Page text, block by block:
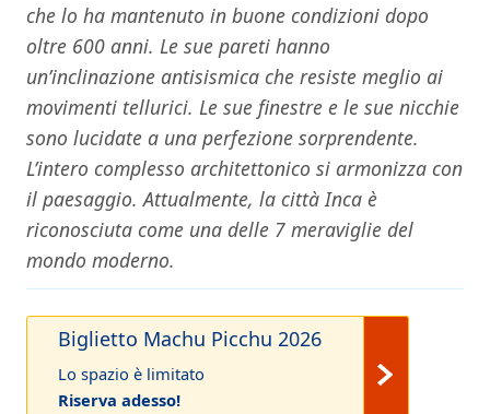
che lo ha mantenuto in buone condizioni dopo
oltre 600 anni. Le sue pareti hanno
un’inclinazione antisismica che resiste meglio ai
movimenti tellurici. Le sue finestre e le sue nicchie
sono lucidate a una perfezione sorprendente.
L’intero complesso architettonico si armonizza con
il paesaggio. Attualmente, la città Inca è
riconosciuta come una delle 7 meraviglie del
mondo moderno.
Biglietto Machu Picchu 2026
Lo spazio è limitato
Riserva adesso!